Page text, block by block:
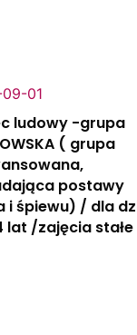
01
ludowy -grupa
( grupa
postawy
i śpiewu) / dla
lat /zajęcia stałe